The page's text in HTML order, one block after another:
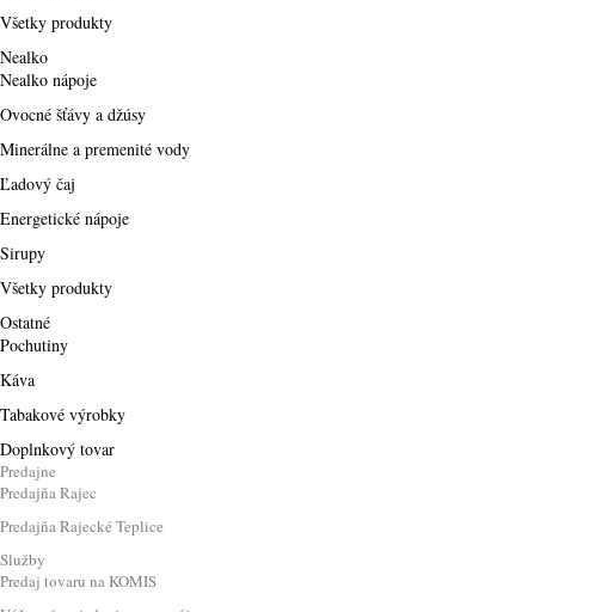
Všetky produkty
Nealko
Nealko nápoje
Ovocné šťávy a džúsy
Minerálne a premenité vody
Ľadový čaj
Energetické nápoje
Sirupy
Všetky produkty
Ostatné
Pochutiny
Káva
Tabakové výrobky
Doplnkový tovar
Predajne
Predajňa Rajec
Predajňa Rajecké Teplice
Služby
Predaj tovaru na KOMIS